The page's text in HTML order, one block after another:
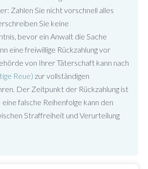
Zahlen Sie nicht vorschnell alles
Sie keine
bevor ein Anwalt die Sache
eine freiwillige Rückzahlung vor
von Ihrer Täterschaft kann nach
Reue) zur vollständigen
Der Zeitpunkt der Rückzahlung ist
falsche Reihenfolge kann den
Straffreiheit und Verurteilung